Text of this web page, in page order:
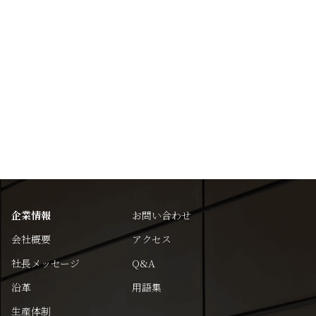
企業情報
会社概要
社長メッセージ
沿革
生産体制
お問い合わせ
アクセス
Q&A
用語集